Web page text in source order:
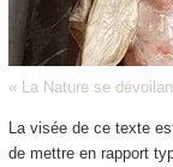
« La Nature se
La visée de ce texte
de mettre en rapport